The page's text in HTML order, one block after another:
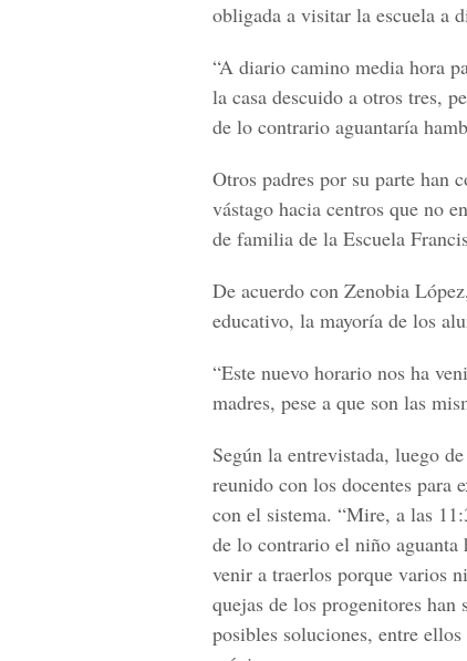
obligada a visitar la escuela a
“A diario camino media hora
la casa descuido a otros tres,
de lo contrario aguantaría
Otros padres por su parte han
vástago hacia centros que no
de familia de la Escuela
De acuerdo con Zenobia
educativo, la mayoría de los
“Este nuevo horario nos ha
madres, pese a que son las
Según la entrevistada, luego
reunido con los docentes para
con el sistema. “Mire, a las
de lo contrario el niño aguanta
venir a traerlos porque varios
quejas de los progenitores han
posibles soluciones, entre